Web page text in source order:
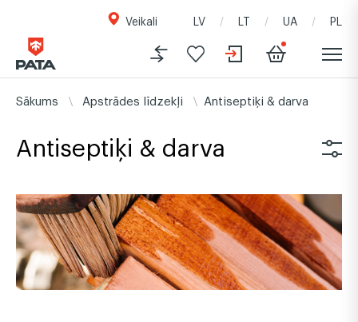
Veikali LV LT UA PL
Sākums Apstrādes līdzekļi Antiseptiķi & darva
Antiseptiķi & darva